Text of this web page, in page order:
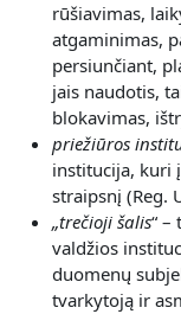
rūšiavimas,
atgaminimas,
persiunčiant,
jais naudotis,
blokavimas,
priežiūros
institucija, kuri
straipsnį (Reg.
„trečioji šalis“
valdžios
duomenų
tvarkytoją ir